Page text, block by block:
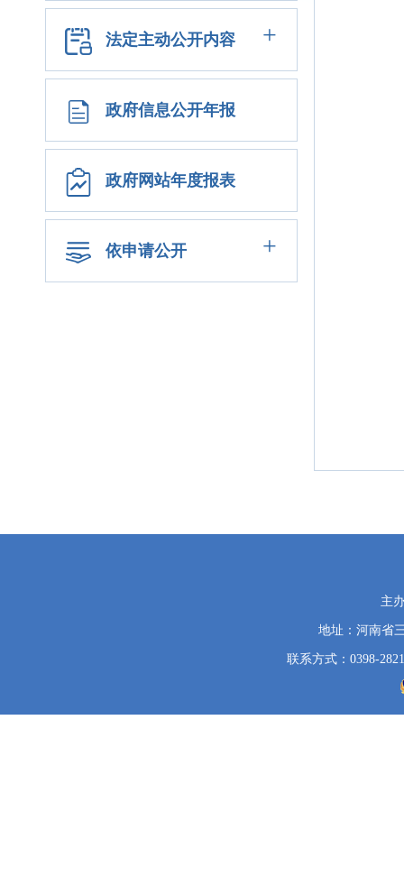
法定主动公开内容 +
政府信息公开年报
政府网站年度报表
依申请公开 +
主
地址：河南省
联系方式：0398-